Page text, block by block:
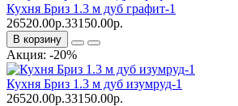
Кухня Бриз 1.3 м дуб графит-1
26520.00р.33150.00р.
В корзину
Акция: -20%
Кухня Бриз 1.3 м дуб изумруд-1
26520.00р.33150.00р.